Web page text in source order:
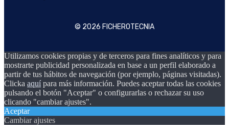
© 2026 FICHEROTECNIA
Utilizamos cookies propias y de terceros para fines analíticos y para
mostrarte publicidad personalizada en base a un perfil elaborado a
partir de tus hábitos de navegación (por ejemplo, páginas visitadas).
Clicka aquípara más información. Puedes aceptar todas las cookies
pulsando el botón "Aceptar" o configurarlas o rechazar su uso
clicando "cambiar ajustes".
Aceptar
Cambiar ajustes